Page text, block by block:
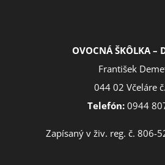
OVOCNÁ ŠKÔLKA –
František
044 02 Včeláre
Telefón:0944
Zapísaný v živ. reg. č. 806-